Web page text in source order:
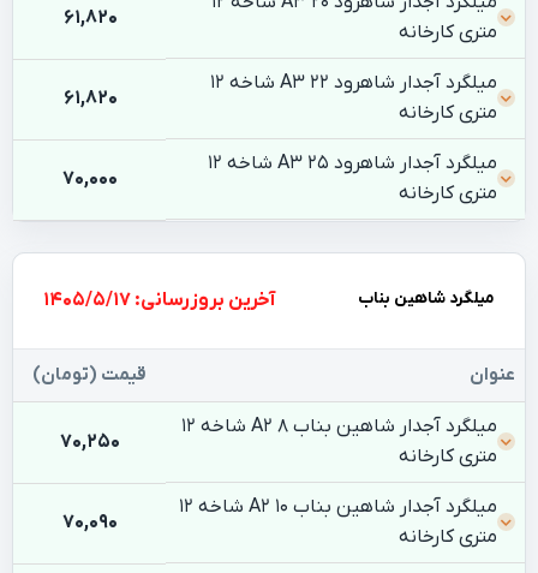
متری کارخانه
61,820
میلگرد آجدار شاهرود 22 A3 شاخه 12
متری کارخانه
61,820
میلگرد آجدار شاهرود 25 A3 شاخه 12
متری کارخانه
70,000
میلگرد شاهین بناب بروزرسانی: 1405/5/17
عنوان قیمت (تومان)
میلگرد آجدار شاهین بناب 8 A2 شاخه 12
متری کارخانه
70,250
میلگرد آجدار شاهین بناب 10 A2 شاخه 12
متری کارخانه
70,090